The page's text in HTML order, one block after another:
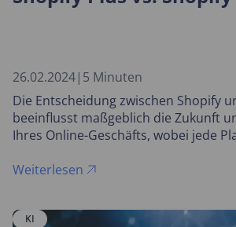
26.02.2024| 5 Minuten
Die Entscheidung zwischen Shopify
beeinflusst maßgeblich die Zukunft
Ihres Online-Geschäfts, wobei jede
Unternehmensgrößen bietet.
Weiterlesen
KI